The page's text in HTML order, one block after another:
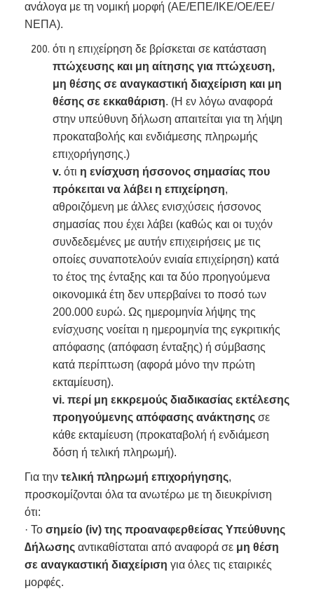
ανάλογα με τη νομική μορφή (ΑΕ/ΕΠΕ/ΙΚΕ/ΟΕ/ΕΕ/
ΝΕΠΑ).
ότι η επιχείρηση δε βρίσκεται σε κατάσταση
πτώχευσης και μη αίτησης για πτώχευση,
μη θέσης σε αναγκαστική διαχείριση και μη
θέσης σε εκκαθάριση. (Η εν λόγω αναφορά
στην υπεύθυνη δήλωση απαιτείται για τη λήψη
προκαταβολής και ενδιάμεσης πληρωμής
επιχορήγησης.)
v. ότι η ενίσχυση ήσσονος σημασίας που
πρόκειται να λάβει η επιχείρηση,
αθροιζόμενη με άλλες ενισχύσεις ήσσονος
σημασίας που έχει λάβει (καθώς και οι τυχόν
συνδεδεμένες με αυτήν επιχειρήσεις με τις
οποίες συναποτελούν ενιαία επιχείρηση) κατά
το έτος της ένταξης και τα δύο προηγούμενα
οικονομικά έτη δεν υπερβαίνει το ποσό των
200.000 ευρώ. Ως ημερομηνία λήψης της
ενίσχυσης νοείται η ημερομηνία της εγκριτικής
απόφασης (απόφαση ένταξης) ή σύμβασης
κατά περίπτωση (αφορά μόνο την πρώτη
εκταμίευση).
vi. περί μη εκκρεμούς διαδικασίας εκτέλεσης
προηγούμενης απόφασης ανάκτησης σε
κάθε εκταμίευση (προκαταβολή ή ενδιάμεση
δόση ή τελική πληρωμή).
Για την τελική πληρωμή επιχορήγησης,
προσκομίζονται όλα τα ανωτέρω με τη διευκρίνιση
ότι:
· Το σημείο (iv) της προαναφερθείσας Υπεύθυνης
∆ήλωσης αντικαθίσταται από αναφορά σε μη θέση
σε αναγκαστική διαχείριση για όλες τις εταιρικές
μορφές.